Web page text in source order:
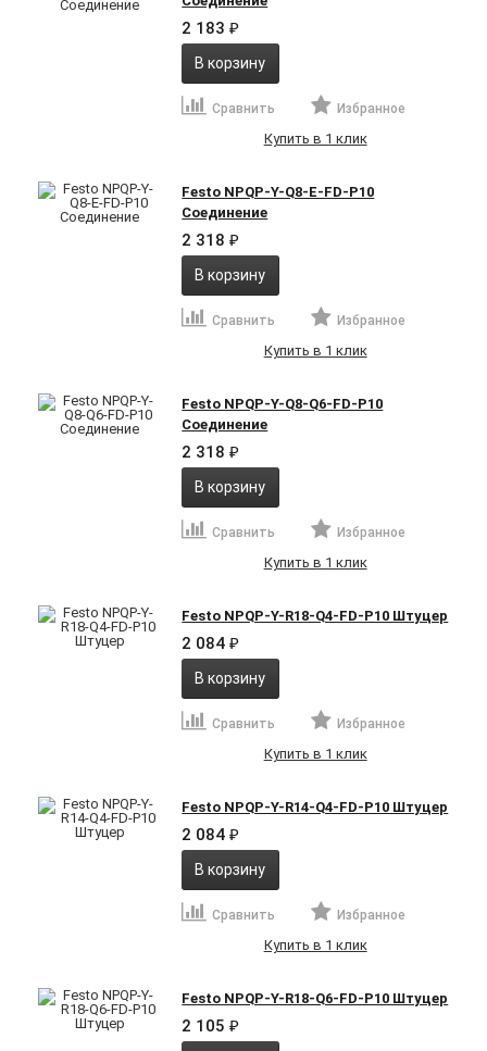
2 183₽
В корзину
Сравнить Избранное
Купить в 1 клик
Festo NPQP-Y-Q8-E-FD-P10
Соединение
2 318₽
В корзину
Сравнить Избранное
Купить в 1 клик
Festo NPQP-Y-Q8-Q6-FD-P10
Соединение
2 318₽
В корзину
Сравнить Избранное
Купить в 1 клик
Festo NPQP-Y-R18-Q4-FD-P10 Штуцер
2 084₽
В корзину
Сравнить Избранное
Купить в 1 клик
Festo NPQP-Y-R14-Q4-FD-P10 Штуцер
2 084₽
В корзину
Сравнить Избранное
Купить в 1 клик
Festo NPQP-Y-R18-Q6-FD-P10 Штуцер
2 105₽